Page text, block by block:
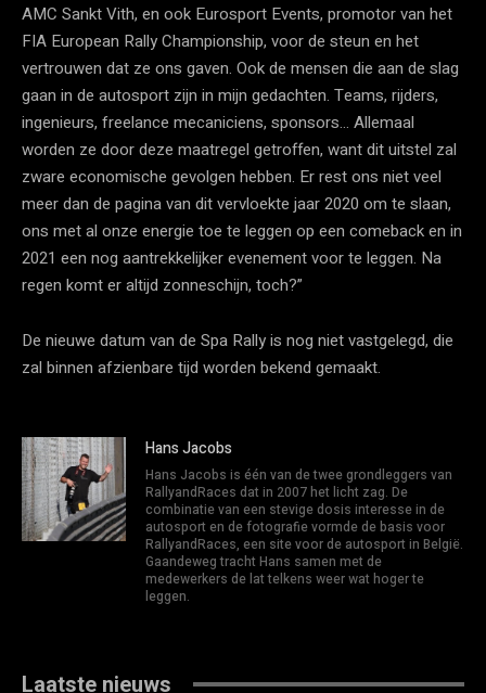
AMC Sankt Vith, en ook Eurosport Events, promotor van het
FIA European Rally Championship, voor de steun en het
vertrouwen dat ze ons gaven. Ook de mensen die aan de slag
gaan in de autosport zijn in mijn gedachten. Teams, rijders,
ingenieurs, freelance mecaniciens, sponsors… Allemaal
worden ze door deze maatregel getroffen, want dit uitstel zal
zware economische gevolgen hebben. Er rest ons niet veel
meer dan de pagina van dit vervloekte jaar 2020 om te slaan,
ons met al onze energie toe te leggen op een comeback en in
2021 een nog aantrekkelijker evenement voor te leggen. Na
regen komt er altijd zonneschijn, toch?”
De nieuwe datum van de Spa Rally is nog niet vastgelegd, die
zal binnen afzienbare tijd worden bekend gemaakt.
Hans Jacobs
Hans Jacobs is één van de twee grondleggers van
RallyandRaces dat in 2007 het licht zag. De
combinatie van een stevige dosis interesse in de
autosport en de fotografie vormde de basis voor
RallyandRaces, een site voor de autosport in België.
Gaandeweg tracht Hans samen met de
medewerkers de lat telkens weer wat hoger te
leggen.
Laatste nieuws